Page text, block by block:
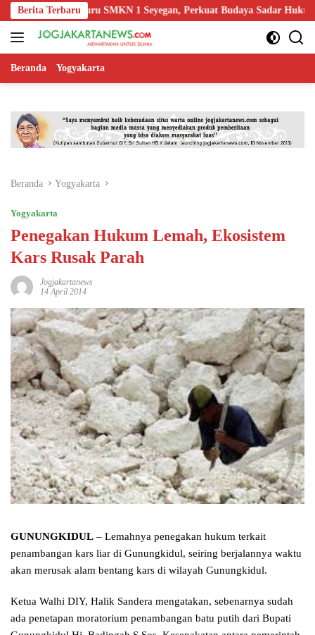
Langsung
ke
konten
Berita Terbaru
Guru SMKN 1 Seyegan, Perkuat Budaya Sadar Hukum di Sekolah
Beranda Yogyakarta
Beranda Yogyakarta
Yogyakarta
Penegakan Hukum Lemah, Ekosistem
Kars Rusak Parah
Jogjakartanews
14 April 2014
GUNUNGKIDUL – Lemahnya penegakan hukum terkait
penambangan kars liar di Gunungkidul, seiring berjalannya waktu
akan merusak alam bentang kars di wilayah Gunungkidul.
Ketua Walhi DIY, Halik Sandera mengatakan, sebenarnya sudah
ada penetapan moratorium penambangan batu putih dari Bupati